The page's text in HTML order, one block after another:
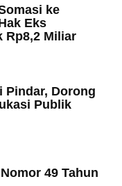
ke
Eks
Rp8,2 Miliar
Pindar, Dorong
Publik
49 Tahun